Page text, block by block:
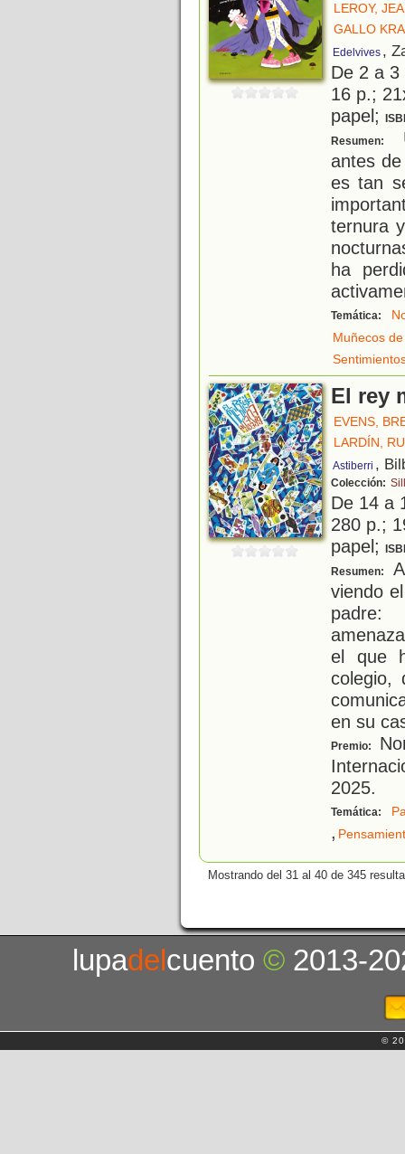
LEROY,
GALLO
Edelvives ,
De 2 a
16 p.;
papel;
Resumen:
antes
es tan
ternura
ha
Temática:
Muñecos
El rey
EVENS,
LARDÍN,
Astiberri ,
Colección:
De 14 a
280 p.;
papel;
Resumen:
viendo
padre:
el que
colegio,
en su
Premio:
2025.
Temática:
,
Mostrando del 31 al 40 de 345
lupadelcuento© 2013-
©